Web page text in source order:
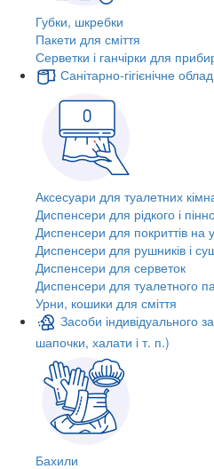
Губки, шкребки
Пакети для сміття
Серветки і ганчірки для
Санітарно-гігієнічне
Аксесуари для туалетних
Диспенсери для рідкого і
Диспенсери для покриттів на
Диспенсери для рушників і
Диспенсери для серветок
Диспенсери для туалетного
Урни, кошики для сміття
Засоби індивідуального
шапочки, халати і т. п.)
Бахили